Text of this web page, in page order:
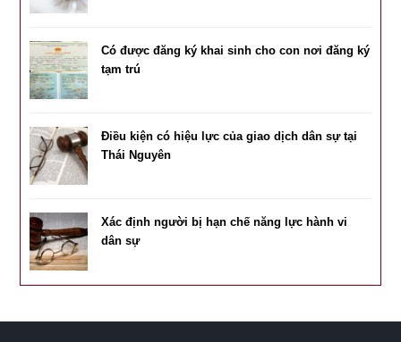
Có được đăng ký khai sinh cho con nơi đăng ký
tạm trú
Điều kiện có hiệu lực của giao dịch dân sự tại
Thái Nguyên
Xác định người bị hạn chế năng lực hành vi
dân sự